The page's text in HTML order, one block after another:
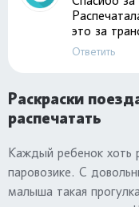
это за
Ответить
Раскраски
распечатать
Каждый ребенок хоть
паровозике. С
малыша такая